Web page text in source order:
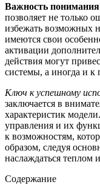
Важность
позволяет не только
избежать возможных
имеются свои
активации
действия могут
системы, а иногда и к
Ключ к успешному
заключается в
характеристик
управления и их
к возможностям,
образом, следуя
наслаждаться теплом
Содержание